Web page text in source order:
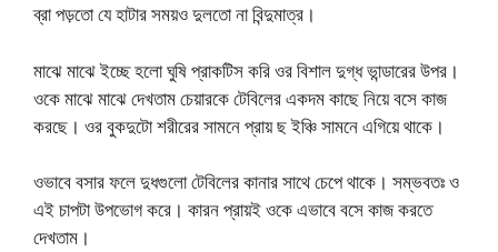
ব্রা পড়তো যে হাটার সময়ও দুলতো না বিন্দুমাত্র।
মাঝে মাঝে ইচ্ছে হলো ঘুষি প্রাকটিস করি ওর বিশাল দুগ্ধ ভান্ডারের উপর।
ওকে মাঝে মাঝে দেখতাম চেয়ারকে টেবিলের একদম কাছে নিয়ে বসে কাজ
করছে। ওর বুকদুটো শরীরের সামনে প্রায় ছ ইঞ্চি সামনে এগিয়ে থাকে।
ওভাবে বসার ফলে দুধগুলো টেবিলের কানার সাথে চেপে থাকে। সম্ভবতঃ ও
এই চাপটা উপভোগ করে। কারন প্রায়ই ওকে এভাবে বসে কাজ করতে
দেখতাম।